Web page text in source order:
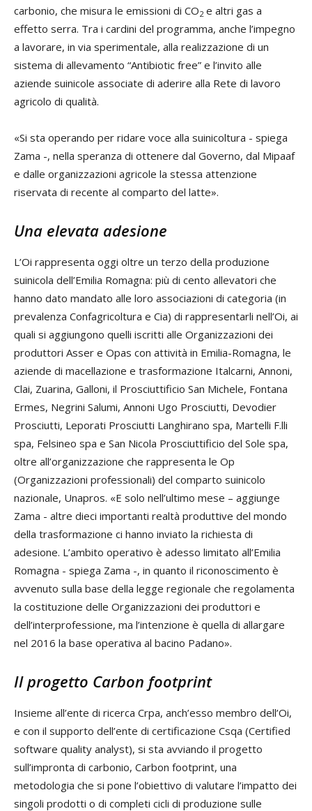
carbonio, che misura le emissioni di CO2 e altri gas a
effetto serra. Tra i cardini del programma, anche l’impegno
a lavorare, in via sperimentale, alla realizzazione di un
sistema di allevamento “Antibiotic free” e l’invito alle
aziende suinicole associate di aderire alla Rete di lavoro
agricolo di qualità.
«Si sta operando per ridare voce alla suinicoltura - spiega
Zama -, nella speranza di ottenere dal Governo, dal Mipaaf
e dalle organizzazioni agricole la stessa attenzione
riservata di recente al comparto del latte».
Una elevata adesione
L’Oi rappresenta oggi oltre un terzo della produzione
suinicola dell’Emilia Romagna: più di cento allevatori che
hanno dato mandato alle loro associazioni di categoria (in
prevalenza Confagricoltura e Cia) di rappresentarli nell’Oi, ai
quali si aggiungono quelli iscritti alle Organizzazioni dei
produttori Asser e Opas con attività in Emilia-Romagna, le
aziende di macellazione e trasformazione Italcarni, Annoni,
Clai, Zuarina, Galloni, il Prosciuttificio San Michele, Fontana
Ermes, Negrini Salumi, Annoni Ugo Prosciutti, Devodier
Prosciutti, Leporati Prosciutti Langhirano spa, Martelli F.lli
spa, Felsineo spa e San Nicola Prosciuttificio del Sole spa,
oltre all’organizzazione che rappresenta le Op
(Organizzazioni professionali) del comparto suinicolo
nazionale, Unapros. «E solo nell’ultimo mese – aggiunge
Zama - altre dieci importanti realtà produttive del mondo
della trasformazione ci hanno inviato la richiesta di
adesione. L’ambito operativo è adesso limitato all’Emilia
Romagna - spiega Zama -, in quanto il riconoscimento è
avvenuto sulla base della legge regionale che regolamenta
la costituzione delle Organizzazioni dei produttori e
dell’interprofessione, ma l’intenzione è quella di allargare
nel 2016 la base operativa al bacino Padano».
Il progetto Carbon footprint
Insieme all’ente di ricerca Crpa, anch’esso membro dell’Oi,
e con il supporto dell’ente di certificazione Csqa (Certified
software quality analyst), si sta avviando il progetto
sull’impronta di carbonio, Carbon footprint, una
metodologia che si pone l’obiettivo di valutare l’impatto dei
singoli prodotti o di completi cicli di produzione sulle